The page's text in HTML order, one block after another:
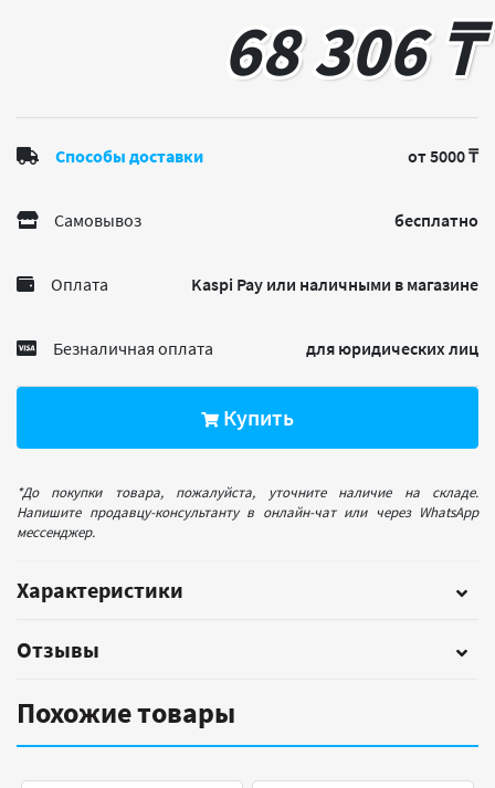
68 306 ₸
Способы доставки от 5000 ₸
Самовывоз бесплатно
Оплата Kaspi Pay или наличными в магазине
Безналичная оплата для юридических лиц
Купить
*До покупки товара, пожалуйста, уточните наличие на складе.
Напишите продавцу-консультанту в онлайн-чат или через WhatsApp
мессенджер.
Характеристики
Отзывы
Похожие товары